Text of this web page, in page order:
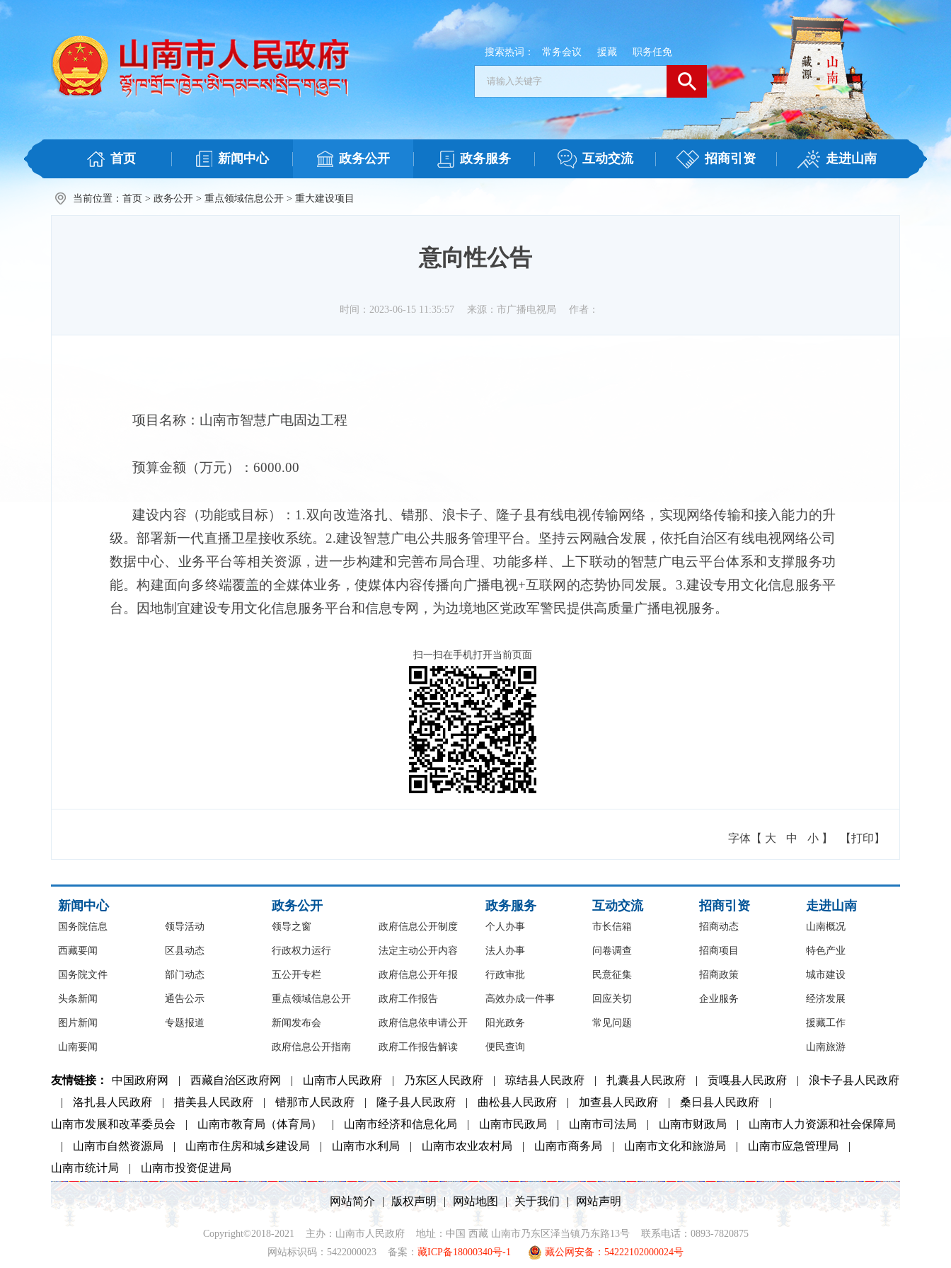
搜索热词： 常务会议 援藏 职务任免
首页 新闻中心 政务公开 政务服务 互动交流 招商引资 走进山南
当前位置： 首页 > 政务公开 > 重点领域信息公开 > 重大建设项目
意向性公告
时间：2023-06-15 11:35:57 来源：市广播电视局 作者：
项目名称：山南市智慧广电固边工程
预算金额（万元）：6000.00
建设内容（功能或目标）：1.双向改造洛扎、错那、浪卡子、隆子县有线电视传输网络，实现网络传输和接入能力的升
级。部署新一代直播卫星接收系统。2.建设智慧广电公共服务管理平台。坚持云网融合发展，依托自治区有线电视网络公司
数据中心、业务平台等相关资源，进一步构建和完善布局合理、功能多样、上下联动的智慧广电云平台体系和支撑服务功
能。构建面向多终端覆盖的全媒体业务，使媒体内容传播向广播电视+互联网的态势协同发展。3.建设专用文化信息服务平
台。因地制宜建设专用文化信息服务平台和信息专网，为边境地区党政军警民提供高质量广播电视服务。
扫一扫在手机打开当前页面
字体【 大 中 小 】 【打印】
新闻中心
国务院信息
西藏要闻
国务院文件
头条新闻
图片新闻
山南要闻
领导活动
区县动态
部门动态
通告公示
专题报道
政务公开
领导之窗
行政权力运行
五公开专栏
重点领域信息公开
新闻发布会
政府信息公开指南
政府信息公开制度
法定主动公开内容
政府信息公开年报
政府工作报告
政府信息依申请公开
政府工作报告解读
政务服务
个人办事
法人办事
行政审批
高效办成一件事
阳光政务
便民查询
互动交流
市长信箱
问卷调查
民意征集
回应关切
常见问题
招商引资
招商动态
招商项目
招商政策
企业服务
走进山南
山南概况
特色产业
城市建设
经济发展
援藏工作
山南旅游
友情链接： 中国政府网 | 西藏自治区政府网 | 山南市人民政府 | 乃东区人民政府 | 琼结县人民政府 | 扎囊县人民政府 | 贡嘎县人民政府 |
浪卡子县人民政府
|
洛扎县人民政府 | 措美县人民政府 | 错那市人民政府 | 隆子县人民政府 | 曲松县人民政府 | 加查县人民政府 | 桑日县人民政府
|
山南市发展和改革委员会
| 山南市教育局（体育局） | 山南市经济和信息化局 | 山南市民政局 | 山南市司法局 | 山南市财政局 |
山南市人力资源和社会保障局
|
山南市自然资源局 | 山南市住房和城乡建设局 | 山南市水利局 | 山南市农业农村局 | 山南市商务局 | 山南市文化和旅游局 | 山南市应急管理局
|
山南市统计局
| 山南市投资促进局
网站简介 | 版权声明 | 网站地图 | 关于我们 | 网站声明
Copyright©2018-2021 主办：山南市人民政府 地址：中国 西藏 山南市乃东区泽当镇乃东路13号 联系电话：0893-7820875
网站标识码：5422000023 备案： 藏ICP备18000340号-1 藏公网安备：54222102000024号